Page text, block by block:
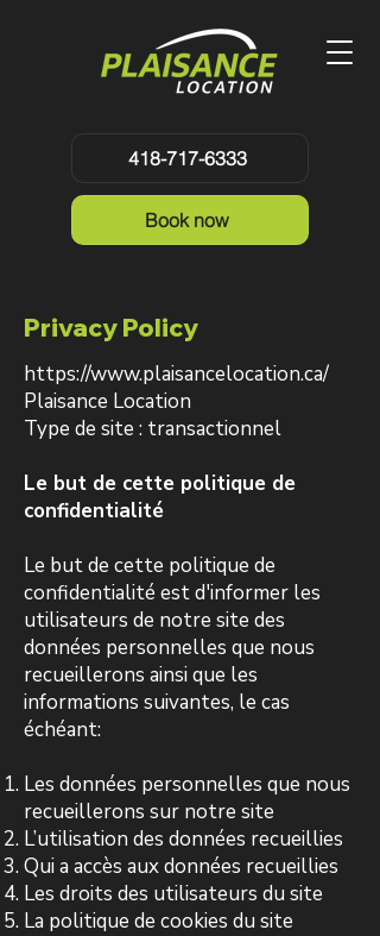
418-717-6333
Book now
Privacy Policy
https://www.plaisancelocation.ca/
Plaisance Location
Type de site : transactionnel
Le but de cette politique de
confidentialité
Le but de cette politique de
confidentialité est d'informer les
utilisateurs de notre site des
données personnelles que nous
recueillerons ainsi que les
informations suivantes, le cas
échéant:
Les données personnelles que nous
recueillerons sur notre site
L’utilisation des données recueillies
Qui a accès aux données recueillies
Les droits des utilisateurs du site
La politique de cookies du site